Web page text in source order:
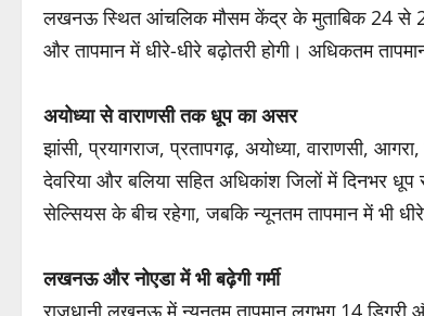
लखनऊ स्थित आंचलिक मौसम केंद्र के मुताबिक 24 से
और तापमान में धीरे-धीरे बढ़ोतरी होगी। अधिकतम
अयोध्या से वाराणसी तक धूप का असर
झांसी, प्रयागराज, प्रतापगढ़, अयोध्या, वाराणसी,
देवरिया और बलिया सहित अधिकांश जिलों में दिनभर धूप
सेल्सियस के बीच रहेगा, जबकि न्यूनतम तापमान में भी
लखनऊ और नोएडा में भी बढ़ेगी गर्मी
राजधानी लखनऊ में न्यूनतम तापमान लगभग 14